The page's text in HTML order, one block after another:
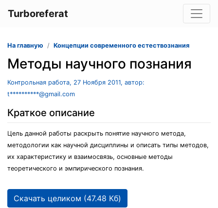
Turboreferat
На главную Концепции современного естествознания
Методы научного познания
Контрольная работа, 27 Ноября 2011, автор:
t**********@gmail.com
Краткое описание
Цель данной работы раскрыть понятие научного метода,
методологии как научной дисциплины и описать типы методов,
их характеристику и взаимосвязь, основные методы
теоретического и эмпирического познания.
Скачать целиком (47.48 Кб)